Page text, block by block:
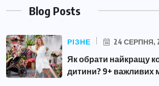
Blog Posts
РІЗНЕ 24 СЕРПНЯ,
Як обрати найкращу
дитини? 9+ важливих